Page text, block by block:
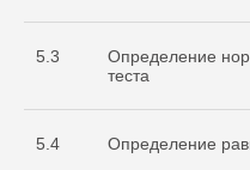
5.3
Определение
теста
5.4 Определение
документация